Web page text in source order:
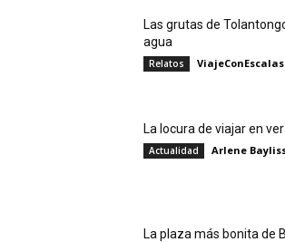
Las grutas de
agua
Relatos ViajeConEscalas
La locura de viajar en
Actualidad Arlene
La plaza más bonita de